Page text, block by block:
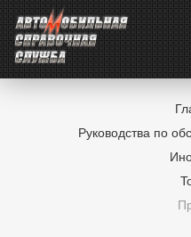
Руководства по